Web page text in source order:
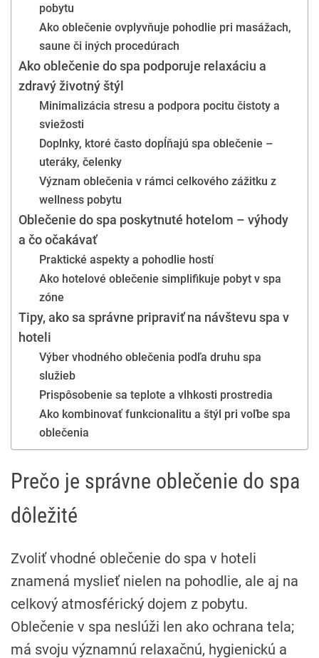
pobytu
Ako oblečenie ovplyvňuje pohodlie pri masážach,
saune či iných procedúrach
Ako oblečenie do spa podporuje relaxáciu a
zdravý životný štýl
Minimalizácia stresu a podpora pocitu čistoty a
sviežosti
Doplnky, ktoré často dopĺňajú spa oblečenie –
uteráky, čelenky
Význam oblečenia v rámci celkového zážitku z
wellness pobytu
Oblečenie do spa poskytnuté hotelom – výhody
a čo očakávať
Praktické aspekty a pohodlie hostí
Ako hotelové oblečenie simplifikuje pobyt v spa
zóne
Tipy, ako sa správne pripraviť na návštevu spa v
hoteli
Výber vhodného oblečenia podľa druhu spa
služieb
Prispôsobenie sa teplote a vlhkosti prostredia
Ako kombinovať funkcionalitu a štýl pri voľbe spa
oblečenia
Prečo je správne oblečenie do spa
dôležité
Zvoliť vhodné oblečenie do spa v hoteli
znamená myslieť nielen na pohodlie, ale aj na
celkový atmosférický dojem z pobytu.
Oblečenie v spa neslúži len ako ochrana tela;
má svoju významnú relaxačnú, hygienickú a